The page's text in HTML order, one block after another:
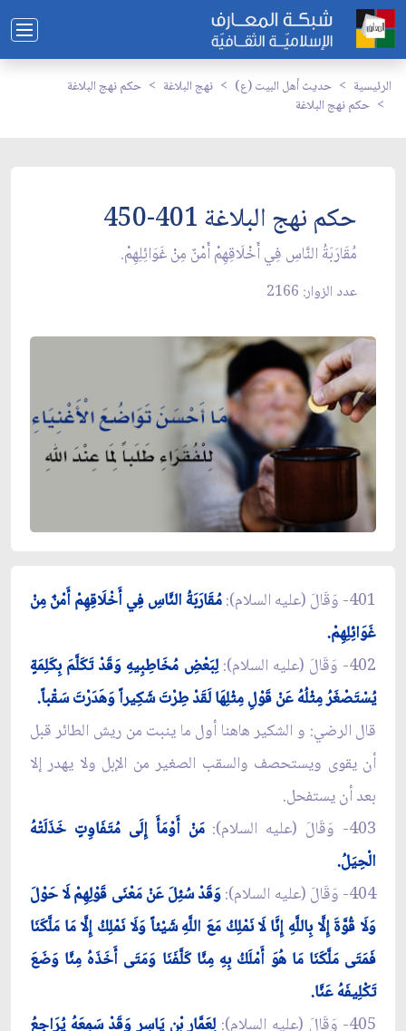
الرئيسية حديث أهل البيت (ع) نهج البلاغة
حكم نهج البلاغة
حكم نهج البلاغة
حكم نهج البلاغة 401-450
مُقَارَبَةُ النَّاسِ فِي أَخْلَاقِهِمْ أَمْنٌ مِنْ غَوَائِلِهِمْ.
عدد الزوار: 2166
401- وَقَالَ (عليه السلام):
مُقَارَبَةُ النَّاسِ فِي أَخْلَاقِهِمْ أَمْنٌ مِنْ
غَوَائِلِهِمْ.
402- وَقَالَ (عليه السلام):
لِبَعْضِ مُخَاطِبِيهِ وَقَدْ تَكَلَّمَ بِكَلِمَةٍ
يُسْتَصْغَرُ مِثْلُهُ عَنْ قَوْلِ مِثْلِهَا لَقَدْ طِرْتَ شَكِيراً وَهَدَرْتَ سَقْباً.
قال الرضي: و الشكير هاهنا أول ما ينبت من ريش الطائر قبل
أن يقوى ويستحصف والسقب الصغير من الإبل ولا يهدر إلا
بعد أن يستفحل.
403- وَقَالَ (عليه السلام):
مَنْ أَوْمَأَ إِلَى مُتَفَاوِتٍ خَذَلَتْهُ
الْحِيَلُ.
404- وَقَالَ (عليه السلام):
وَقَدْ سُئِلَ عَنْ مَعْنَى قَوْلِهِمْ لَا حَوْلَ
وَلَا قُوَّةَ إِلَّا بِاللَّهِ إِنَّا لَا نَمْلِكُ مَعَ اللَّهِ شَيْئاً وَلَا نَمْلِكُ إِلَّا مَا مَلَّكَنَا
فَمَتَى مَلَّكَنَا مَا هُوَ أَمْلَكُ بِهِ مِنَّا كَلَّفَنَا وَمَتَى أَخَذَهُ مِنَّا وَضَعَ
تَكْلِيفَهُ عَنَّا.
405- وَقَالَ (عليه السلام):
لِعَمَّارِ بْنِ يَاسِرٍ وَقَدْ سَمِعَهُ يُرَاجِعُ